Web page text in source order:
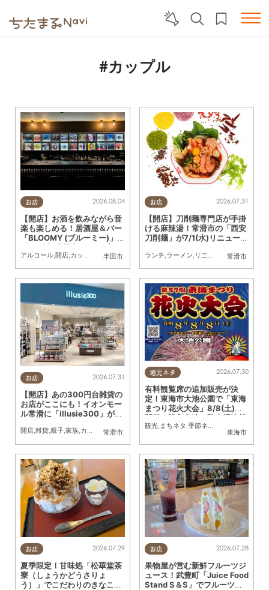
#カップル
お店
半田市
2026.08.04
【開店】お酒を飲みながら音
楽も楽しめる！居酒屋＆バー
「BLOOMY (ブルーミー)」
が7/3(金)半田市でオープン
アルコール 開店 カップル おひとりさま 友人
お店
常滑市
2026.07.31
【開店】刀削麺専門店が手掛
ける麻辣湯！常滑市の「西安
刀削麺」が7/1(水)リニューア
ランチ ラーメン リニューアル ,カップル
お店
常滑市
2026.07.31
【開店】あの300円台雑貨の
お店がここにも！イオンモー
ル常滑に「illusie300」が7/
開店,雑貨,親子,家族,カップル ,おひとりさま,友人, コスパ抜群
地元ネタ
東海市
2026.07.30
有料観覧席の追加販売が決
定！東海市大池公園で「東海
まつり花火大会」8/8(土)に
開催｜購入方法や駐車場情報
は？
観光, まちネタ 季節ネタ
お店 2026.07.29
夏季限定！甘味処「松華堂茶
寮（しょうかどうさりょ
う）」でこだわりのきなこか
お店 2026.07.28
果物屋が営む新鮮フルーツジ
ュース！武豊町「Juice Food
Stand S＆S」でフルーツサ